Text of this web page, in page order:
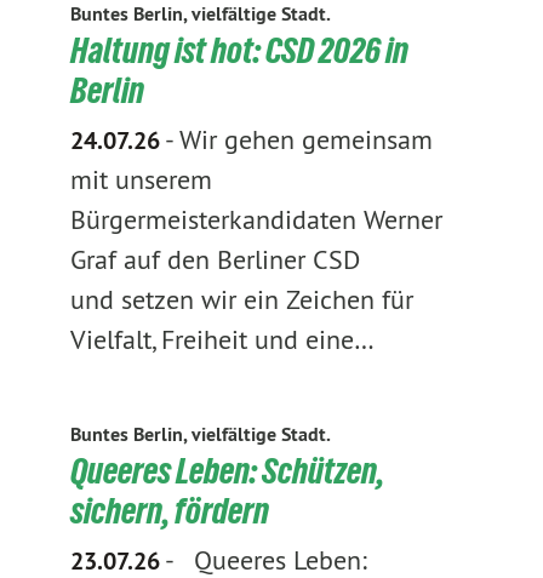
Buntes Berlin, vielfältige Stadt.
Haltung ist hot: CSD 2026 in
Berlin
24.07.26-Wir gehen gemeinsam
mit unserem
Bürgermeisterkandidaten Werner
Graf auf den Berliner CSD
und setzen wir ein Zeichen für
Vielfalt, Freiheit und eine…
Buntes Berlin, vielfältige Stadt.
Queeres Leben: Schützen,
sichern, fördern
23.07.26-
Queeres Leben: